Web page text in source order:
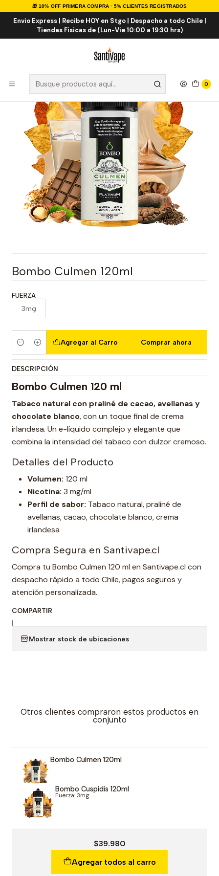
🎁 10% OFF PRIMERA COMPRA · 5% CLIENTES REGISTRADOS
Envio Express | Recibe HOY en Stgo | Despacho a todo Chile |
Tiendas Fisicas de (Lun-Vie 10:00 a 19:30 hrs)
0
Inicio E-LIQUID IMPORTADOS Eliquid Importados 120ml
Bombo Culmen 120ml
Bombo Culmen 120ml
FUERZA
3mg
Cantidad
Agregar al Carro Comprar ahora
DESCRIPCIÓN
Bombo Culmen 120 ml
Tabaco natural con praliné de cacao, avellanas y
chocolate blanco, con un toque final de crema
irlandesa. Un e-líquido complejo y elegante que
combina la intensidad del tabaco con dulzor cremoso.
Detalles del Producto
Volumen: 120 ml
Nicotina: 3 mg/ml
Perfil de sabor: Tabaco natural, praliné de
avellanas, cacao, chocolate blanco, crema
irlandesa
Compra Segura en Santivape.cl
Compra tu Bombo Culmen 120 ml en Santivape.cl con
despacho rápido a todo Chile, pagos seguros y
atención personalizada.
COMPARTIR
|
Mostrar stock de ubicaciones
Otros clientes compraron estos productos en
conjunto
Bombo Culmen 120ml
Bombo Cuspidis 120ml
Fuerza: 3mg
$39.980
Agregar todos al carro